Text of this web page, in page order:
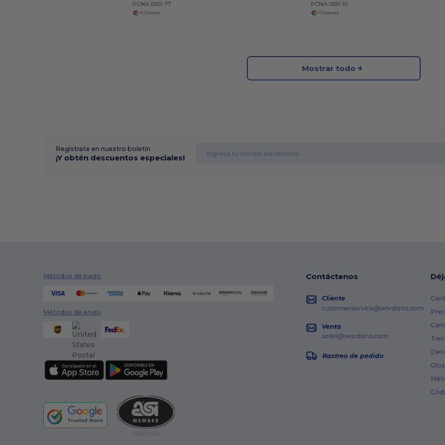
PCNA 0551-77
+1 Colores
PCNA 0551-10
+1 Colores
Mostrar todo
Regístrate en nuestro boletín
¡Y obtén descuentos especiales!
Métodos de pago
Métodos de envío
Contáctenos
Cliente
customerservice@wordans.com
Venta
sales@wordans.com
Rastreo de pedido